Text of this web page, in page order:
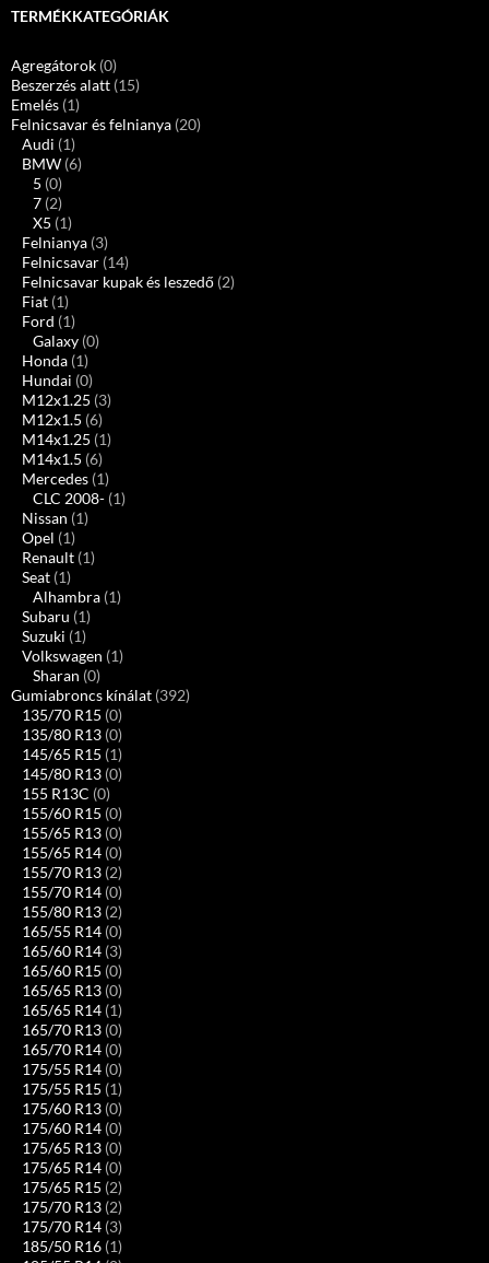
TERMÉKKATEGÓRIÁK
Agregátorok (0)
Beszerzés alatt (15)
Emelés (1)
Felnicsavar és felnianya (20)
Audi (1)
BMW (6)
5 (0)
7 (2)
X5 (1)
Felnianya (3)
Felnicsavar (14)
Felnicsavar kupak és leszedő (2)
Fiat (1)
Ford (1)
Galaxy (0)
Honda (1)
Hundai (0)
M12x1.25 (3)
M12x1.5 (6)
M14x1.25 (1)
M14x1.5 (6)
Mercedes (1)
CLC 2008- (1)
Nissan (1)
Opel (1)
Renault (1)
Seat (1)
Alhambra (1)
Subaru (1)
Suzuki (1)
Volkswagen (1)
Sharan (0)
Gumiabroncs kínálat (392)
135/70 R15 (0)
135/80 R13 (0)
145/65 R15 (1)
145/80 R13 (0)
155 R13C (0)
155/60 R15 (0)
155/65 R13 (0)
155/65 R14 (0)
155/70 R13 (2)
155/70 R14 (0)
155/80 R13 (2)
165/55 R14 (0)
165/60 R14 (3)
165/60 R15 (0)
165/65 R13 (0)
165/65 R14 (1)
165/70 R13 (0)
165/70 R14 (0)
175/55 R14 (0)
175/55 R15 (1)
175/60 R13 (0)
175/60 R14 (0)
175/65 R13 (0)
175/65 R14 (0)
175/65 R15 (2)
175/70 R13 (2)
175/70 R14 (3)
185/50 R16 (1)